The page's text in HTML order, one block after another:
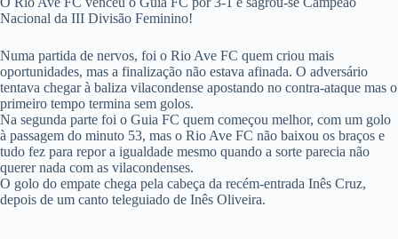
Nacional da III Divisão Feminino!
Numa partida de nervos, foi o Rio Ave FC quem criou mais
oportunidades, mas a finalização não estava afinada. O adversário
tentava chegar à baliza vilacondense apostando no contra-ataque mas o
primeiro tempo termina sem golos.
Na segunda parte foi o Guia FC quem começou melhor, com um golo
à passagem do minuto 53, mas o Rio Ave FC não baixou os braços e
tudo fez para repor a igualdade mesmo quando a sorte parecia não
querer nada com as vilacondenses.
O golo do empate chega pela cabeça da recém-entrada Inês Cruz,
depois de um canto teleguiado de Inês Oliveira.